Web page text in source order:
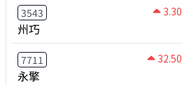
3543 3.30
州巧
7711 32.50
永擎